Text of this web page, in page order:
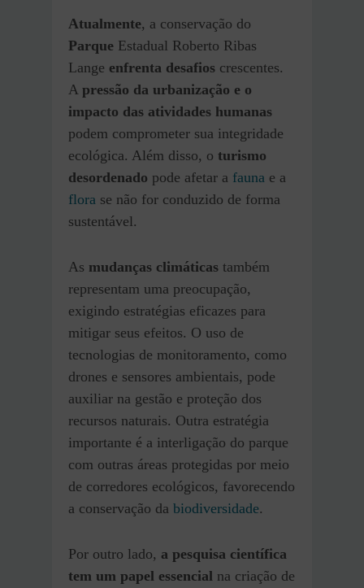
Atualmente, a conservação do
Parque Estadual Roberto Ribas
Lange enfrenta desafios crescentes.
A pressão da urbanização e o
impacto das atividades humanas
podem comprometer sua integridade
ecológica. Além disso, o turismo
desordenado pode afetar a fauna e a
flora se não for conduzido de forma
sustentável.
As mudanças climáticas também
representam uma preocupação,
exigindo estratégias eficazes para
mitigar seus efeitos. O uso de
tecnologias de monitoramento, como
drones e sensores ambientais, pode
auxiliar na gestão e proteção dos
recursos naturais. Outra estratégia
importante é a interligação do parque
com outras áreas protegidas por meio
de corredores ecológicos, favorecendo
a conservação da biodiversidade.
Por outro lado, a pesquisa científica
tem um papel essencial na criação de